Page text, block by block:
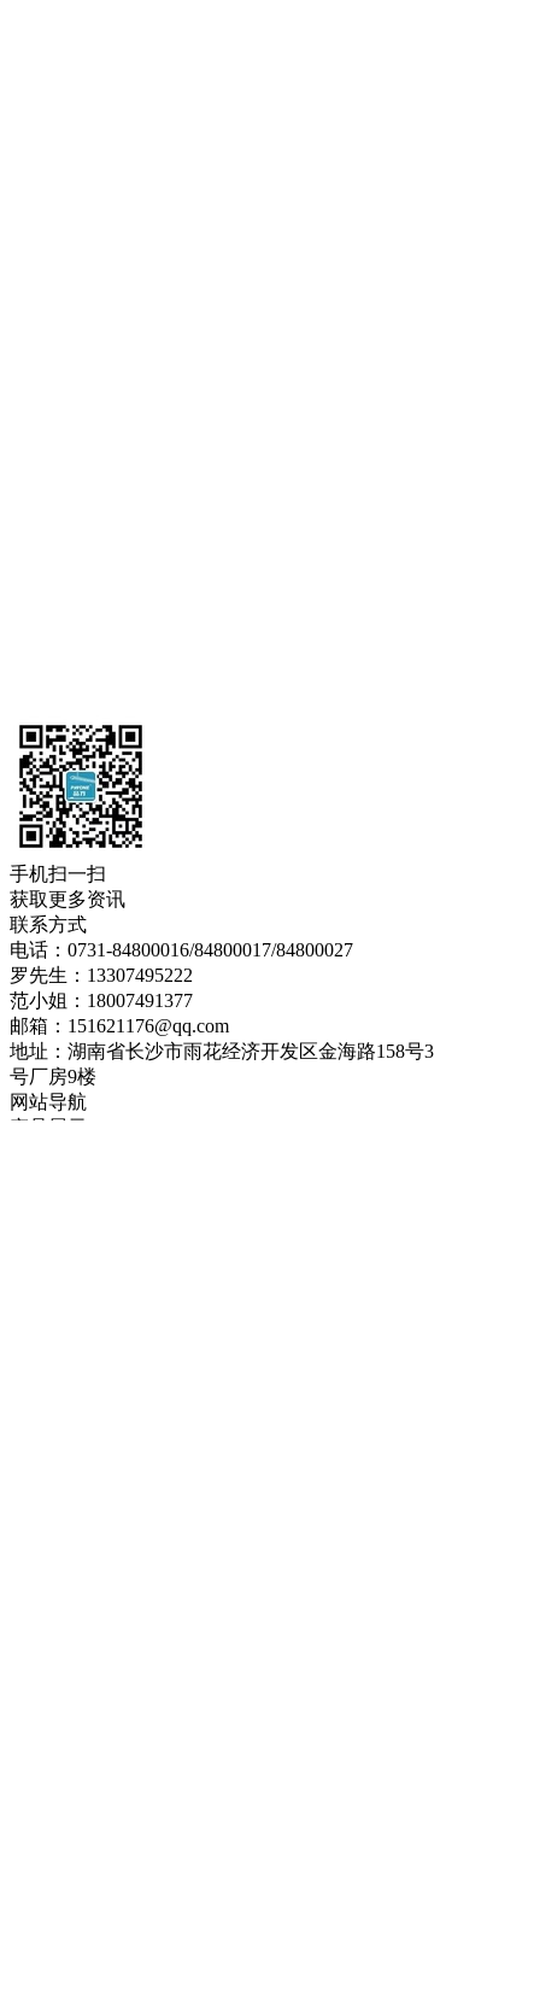
手机扫一扫
获取更多资讯
联系方式
电话：0731-84800016/84800017/84800027
罗先生：13307495222
范小姐：18007491377
邮箱：151621176@qq.com
地址：湖南省长沙市雨花经济开发区金海路158号3
号厂房9楼
网站导航
产品展示